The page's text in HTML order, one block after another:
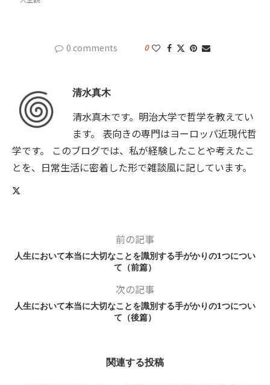
0 comments 0
清水真木
清水真木です。明治大学で哲学を教えてい
ます。 表向きの専門はヨーロッパ近現代哲
学です。 このブログでは、私が経験したことや考えたこ
とを、日常生活に密着した形で雑談風に記しています。
前の記事
人生において本当に大切なことを識別する手がかりの1つについ
て（前篇）
次の記事
人生において本当に大切なことを識別する手がかりの1つについ
て（後篇）
関連する投稿